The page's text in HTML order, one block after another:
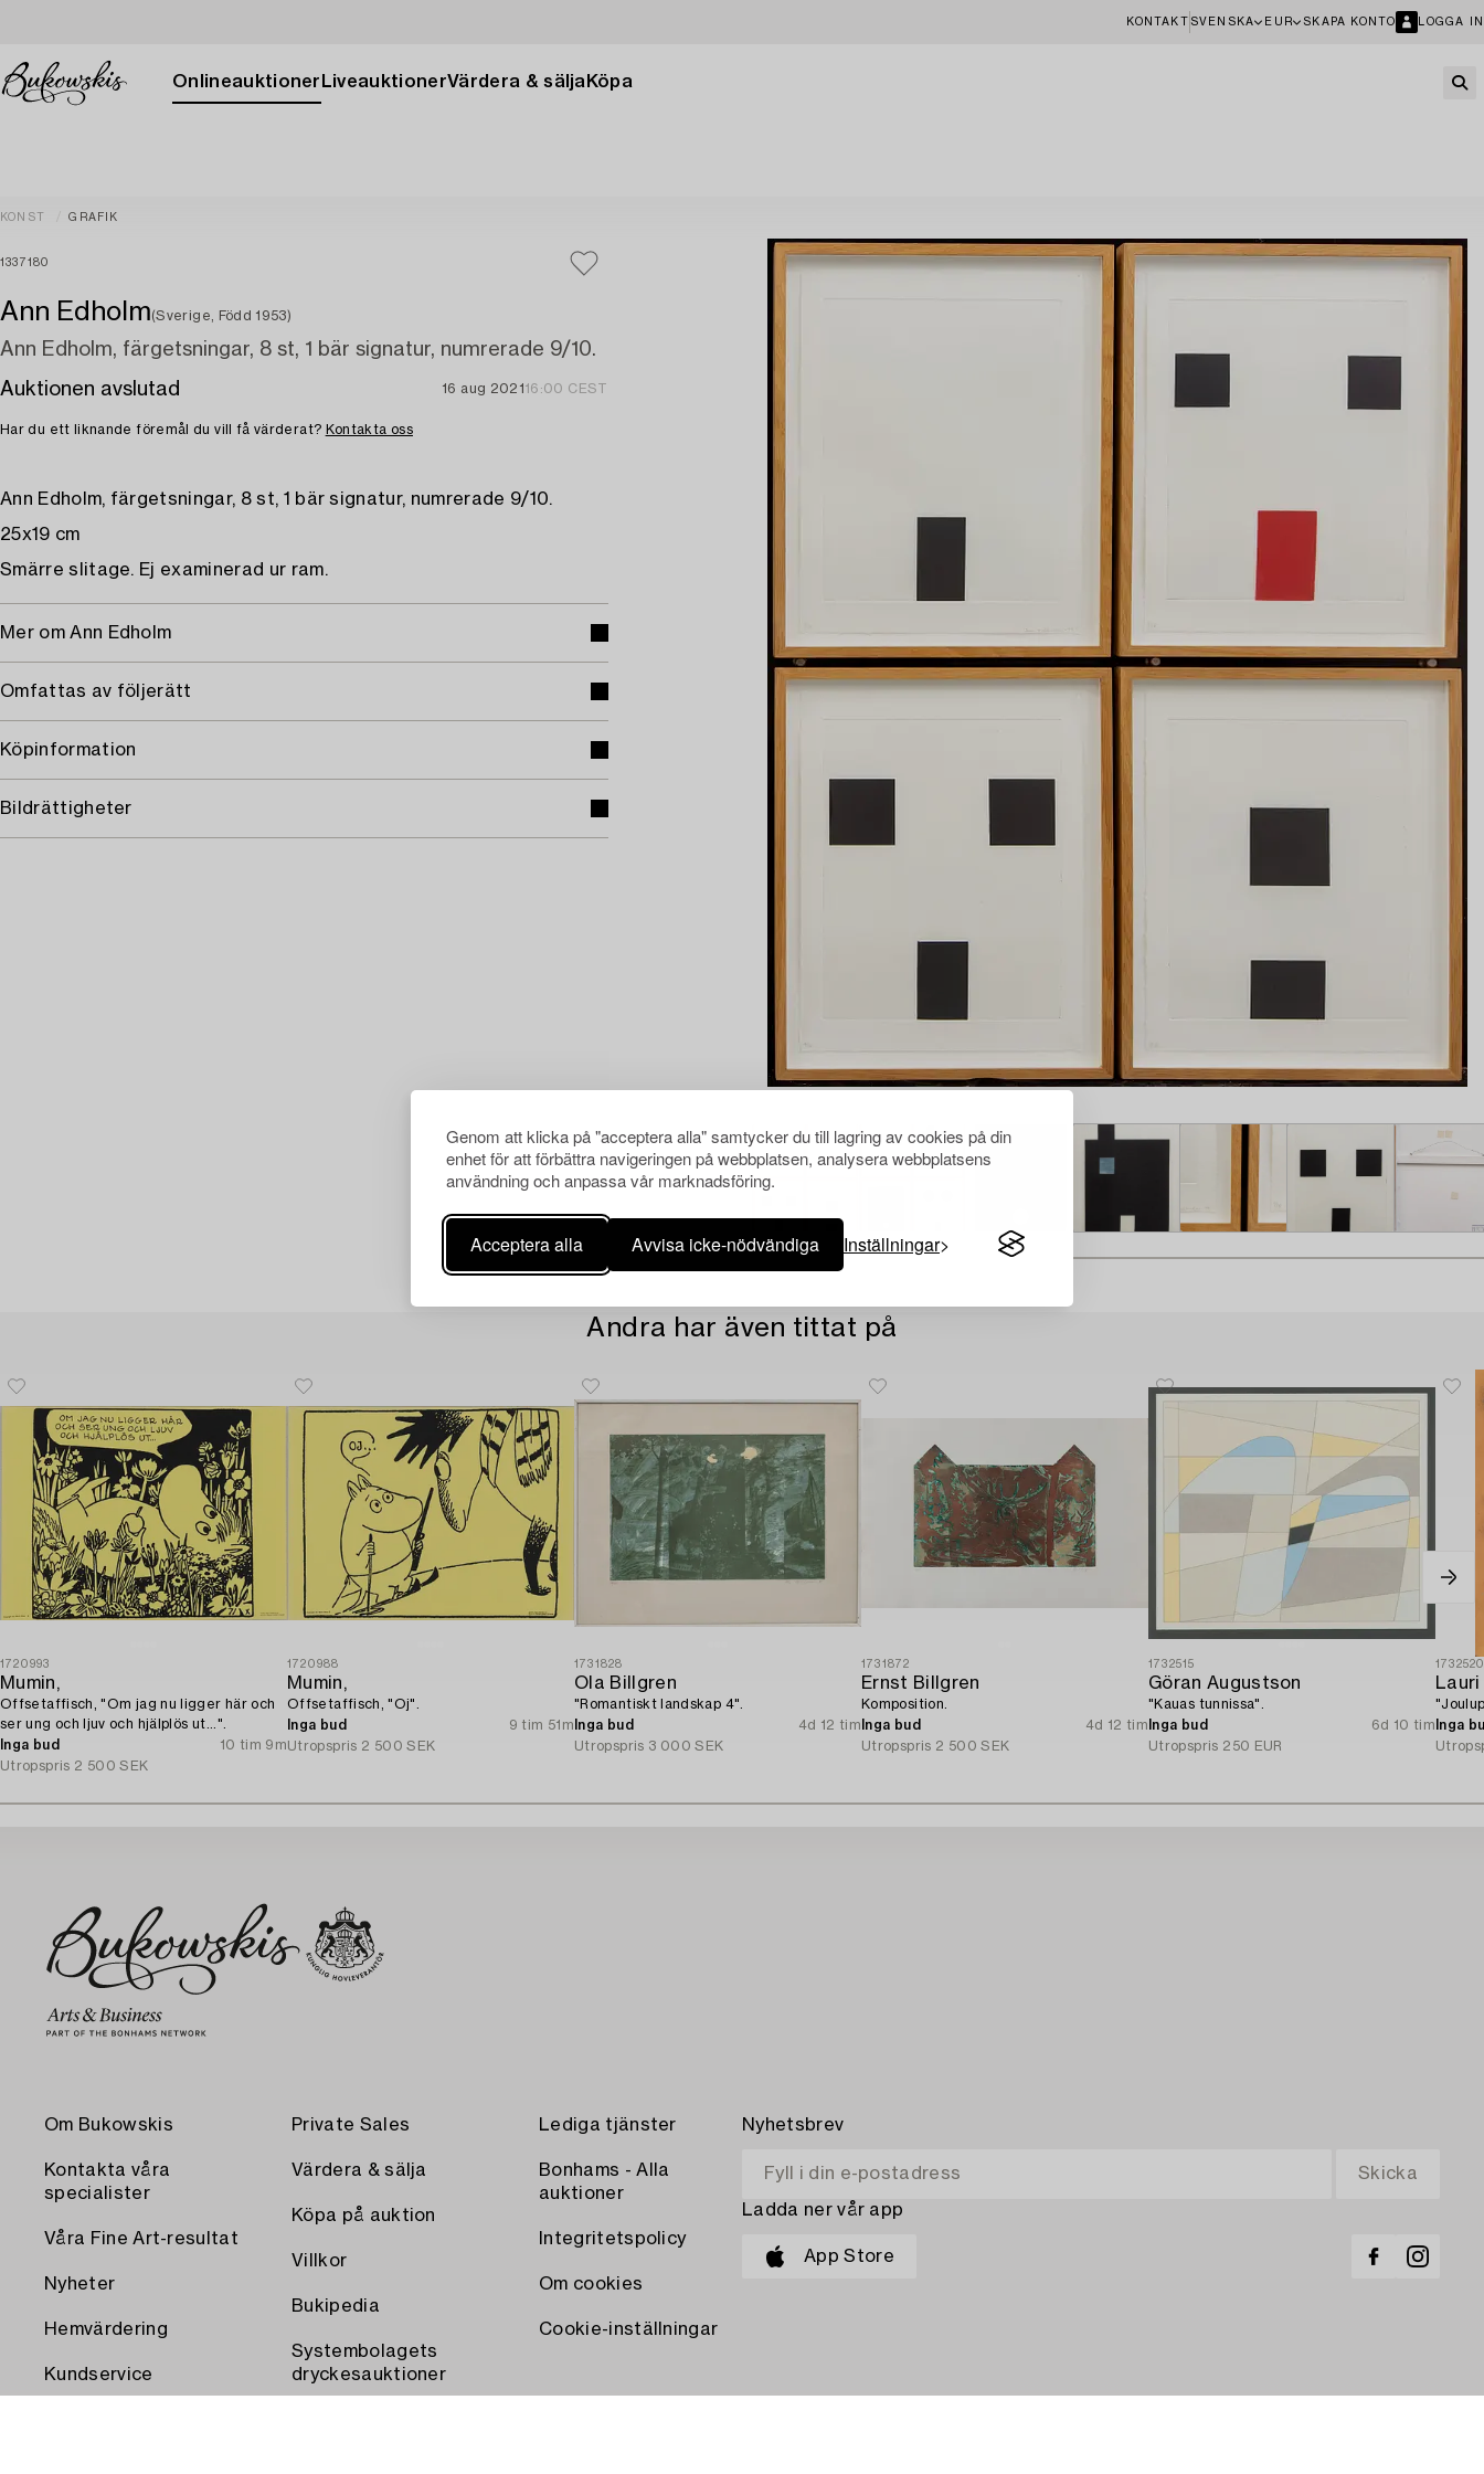
Genom att klicka på "acceptera alla" samtycker du till lagring av cookies på din
enhet för att förbättra navigeringen på webbplatsen, analysera webbplatsens
användning och anpassa vår marknadsföring.
Acceptera alla Avvisa icke-nödvändiga Inställningar
KONTAKT SVENSKA EUR SKAPA KONTO LOGGA IN
Onlineauktioner LiveauktionerVärdera & sälja Köpa
KONST GRAFIK
1337180
Ann Edholm(Sverige, Född 1953)
Ann Edholm, färgetsningar, 8 st, 1 bär signatur, numrerade 9/10.
Auktionen avslutad
16 aug 2021 16:00 CEST
Har du ett liknande föremål du vill få värderat? Kontakta oss
Ann Edholm, färgetsningar, 8 st, 1 bär signatur, numrerade 9/10.
25x19 cm
Smärre slitage. Ej examinerad ur ram.
Mer om Ann Edholm
Omfattas av följerätt
Köpinformation
Bildrättigheter
Andra har även tittat på
1720993
Mumin,
Offsetaffisch, "Om jag nu ligger här och
ser ung och ljuv och hjälplös ut...".
Inga bud
10 tim 9m
Utropspris 2 500 SEK
1720988
Mumin,
Offsetaffisch, "Oj".
Inga bud
9 tim 51m
Utropspris 2 500 SEK
1731828
Ola Billgren
"Romantiskt landskap 4".
Inga bud
4d 12 tim
Utropspris 3 000 SEK
1731872
Ernst Billgren
Komposition.
Inga bud
4d 12 tim
Utropspris 2 500 SEK
1732515
Göran Augustson
"Kauas tunnissa".
Inga bud
6d 10 tim
Utropspris 250 EUR
Inga
Om Bukowskis
Kontakta våra
specialister
Våra Fine Art-resultat
Nyheter
Hemvärdering
Kundservice
Private Sales
Värdera & sälja
Köpa på auktion
Villkor
Bukipedia
Systembolagets
dryckesauktioner
Lediga tjänster
Bonhams - Alla
auktioner
Integritetspolicy
Om cookies
Cookie-inställningar
Nyhetsbrev
Ladda ner vår app
App Store